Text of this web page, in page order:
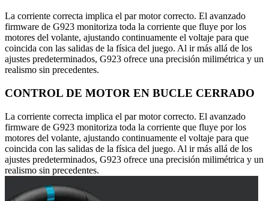
La corriente correcta implica el par motor correcto. El avanzado
firmware de G923 monitoriza toda la corriente que fluye por los
motores del volante, ajustando continuamente el voltaje para que
coincida con las salidas de la física del juego. Al ir más allá de los
ajustes predeterminados, G923 ofrece una precisión milimétrica y un
realismo sin precedentes.
CONTROL DE MOTOR EN BUCLE CERRADO
La corriente correcta implica el par motor correcto. El avanzado
firmware de G923 monitoriza toda la corriente que fluye por los
motores del volante, ajustando continuamente el voltaje para que
coincida con las salidas de la física del juego. Al ir más allá de los
ajustes predeterminados, G923 ofrece una precisión milimétrica y un
realismo sin precedentes.